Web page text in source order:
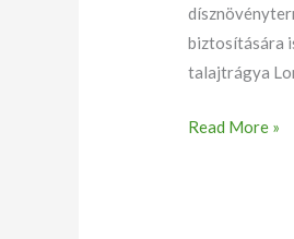
biztosítására
talajtrágya
Read More »